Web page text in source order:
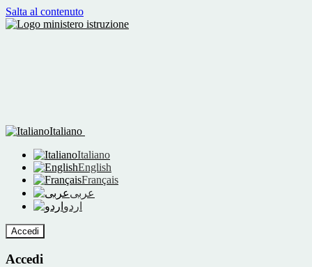
Salta al contenuto
Italiano
Italiano
English
Français
عربى
اردو
Accedi
Accedi